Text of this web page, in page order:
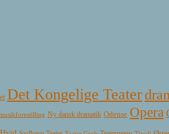
Det Kongelige Teater
Ny dansk dramatik Odense Opera